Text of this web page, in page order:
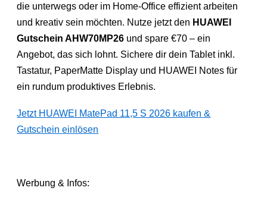
die unterwegs oder im Home-Office effizient arbeiten
und kreativ sein möchten. Nutze jetzt den HUAWEI
Gutschein AHW70MP26 und spare €70 – ein
Angebot, das sich lohnt. Sichere dir dein Tablet inkl.
Tastatur, PaperMatte Display und HUAWEI Notes für
ein rundum produktives Erlebnis.
Jetzt HUAWEI MatePad 11,5 S 2026 kaufen &
Gutschein einlösen
Werbung & Infos: